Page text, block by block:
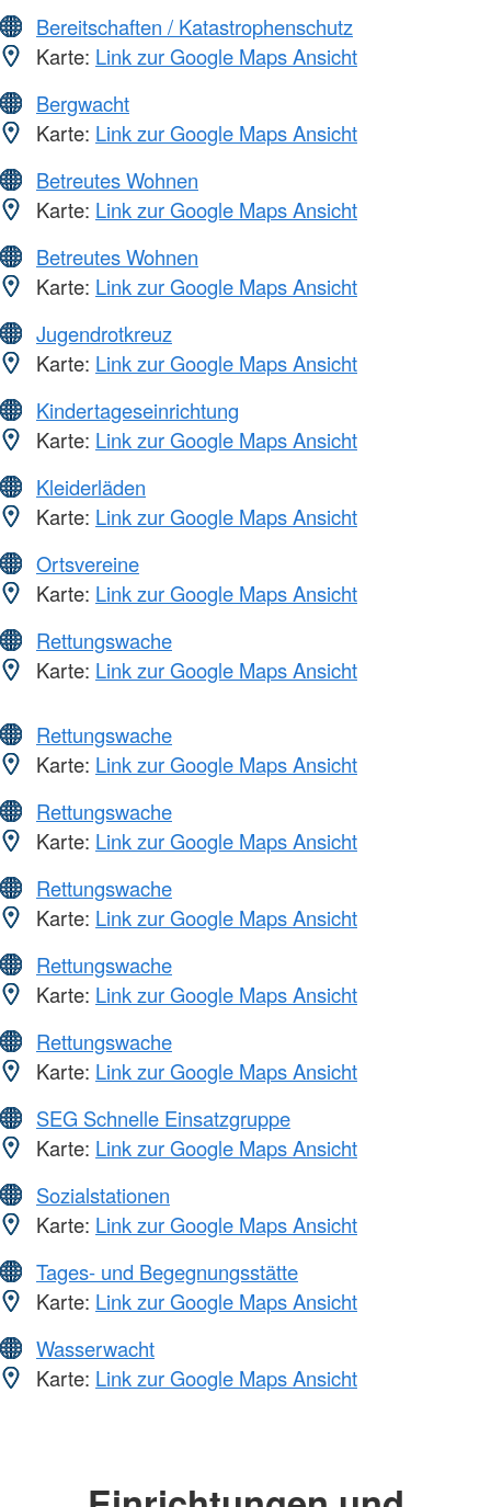
Bereitschaften / Katastrophenschutz
Karte: Link zur Google Maps Ansicht
Bergwacht
Karte: Link zur Google Maps Ansicht
Betreutes Wohnen
Karte: Link zur Google Maps Ansicht
Betreutes Wohnen
Karte: Link zur Google Maps Ansicht
Jugendrotkreuz
Karte: Link zur Google Maps Ansicht
Kindertageseinrichtung
Karte: Link zur Google Maps Ansicht
Kleiderläden
Karte: Link zur Google Maps Ansicht
Ortsvereine
Karte: Link zur Google Maps Ansicht
Rettungswache
Karte: Link zur Google Maps Ansicht
Rettungswache
Karte: Link zur Google Maps Ansicht
Rettungswache
Karte: Link zur Google Maps Ansicht
Rettungswache
Karte: Link zur Google Maps Ansicht
Rettungswache
Karte: Link zur Google Maps Ansicht
Rettungswache
Karte: Link zur Google Maps Ansicht
SEG Schnelle Einsatzgruppe
Karte: Link zur Google Maps Ansicht
Sozialstationen
Karte: Link zur Google Maps Ansicht
Tages- und Begegnungsstätte
Karte: Link zur Google Maps Ansicht
Wasserwacht
Karte: Link zur Google Maps Ansicht